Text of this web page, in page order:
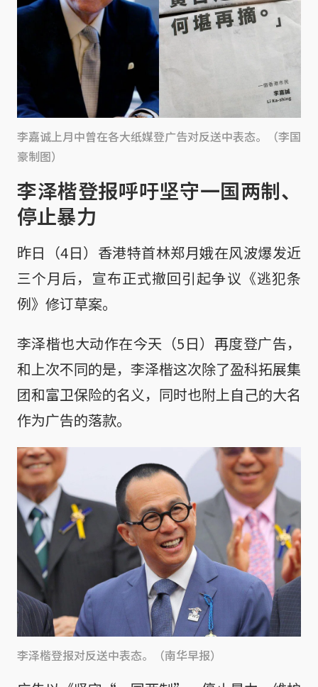
李嘉诚上月中曾在各大纸媒登广告对反送中表态。（李国
豪制图）
李泽楷登报呼吁坚守一国两制、
停止暴力
昨日（4日）香港特首林郑月娥在风波爆发近
三个月后，宣布正式撤回引起争议《逃犯条
例》修订草案。
李泽楷也大动作在今天（5日）再度登广告，
和上次不同的是，李泽楷这次除了盈科拓展集
团和富卫保险的名义，同时也附上自己的大名
作为广告的落款。
李泽楷登报对反送中表态。（南华早报）